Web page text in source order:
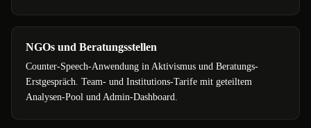
NGOs und Beratungsstellen
Counter-Speech-Anwendung in Aktivismus und Beratungs-
Erstgespräch. Team- und Institutions-Tarife mit geteiltem
Analysen-Pool und Admin-Dashboard.